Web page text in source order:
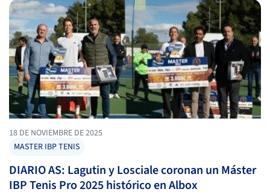
18 DE NOVIEMBRE DE 2025
MASTER IBP TENIS
DIARIO AS: Lagutin y Losciale coronan un Máster
IBP Tenis Pro 2025 histórico en Albox